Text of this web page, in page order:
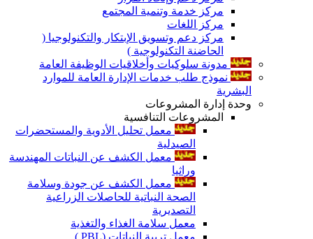
مركز خدمة وتنمية المجتمع
مركز اللغات
مركز دعم وتسويق الإبتكار والتكنولوجيا (
الحاضنة التكنولوجية )
مدونة سلوكيات وأخلاقيات الوظيفة العامة
نموذج طلب خدمات الإدارة العامة للموارد
البشرية
وحدة إدارة المشروعات
المشروعات التنافسية
معمل تحليل الأدوية والمستحضرات
الصيدلية
معمل الكشف عن النباتات المهندسة
وراثيا
معمل الكشف عن جودة وسلامة
الصحة النباتية للحاصلات الزراعية
التصديرية
معمل سلامة الغذاء والتغذية
معمل تربية النباتات (PBL )